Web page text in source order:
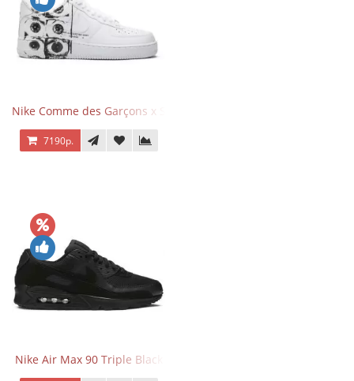
Nike Comme des Garçons x Supreme x Air Force 1 Low Eyes
7190р.
Nike Air Max 90 Triple Black